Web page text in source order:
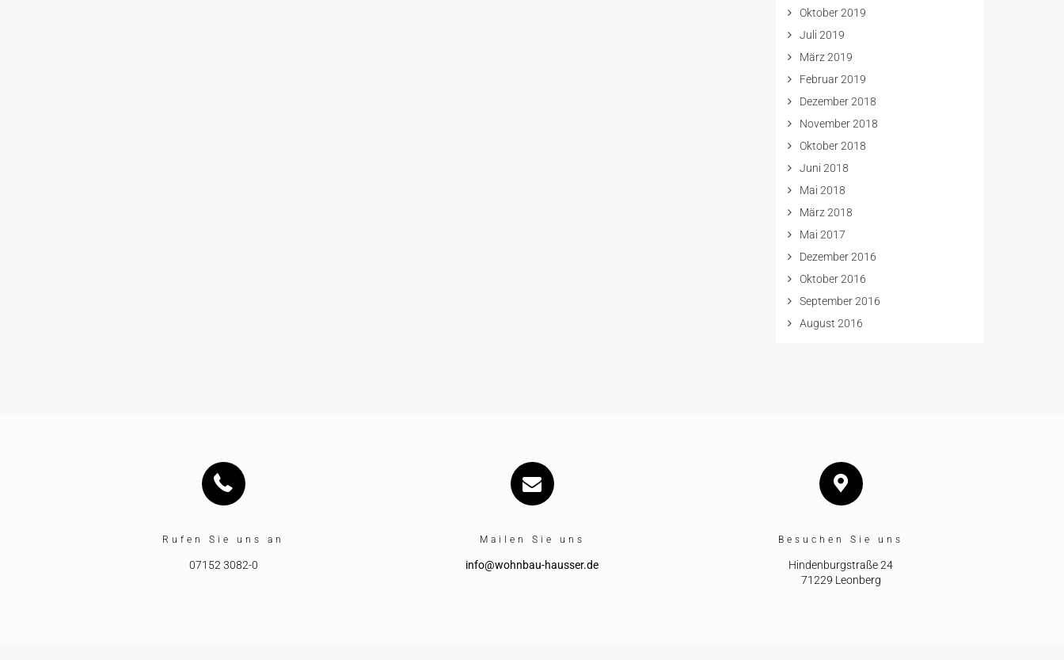
Oktober 2019
Juli 2019
März 2019
Februar 2019
Dezember 2018
November 2018
Oktober 2018
Juni 2018
Mai 2018
März 2018
Mai 2017
Dezember 2016
Oktober 2016
September 2016
August 2016
Rufen Sie uns an
07152 3082-0
Mailen Sie uns
info@wohnbau-hausser.de
Besuchen Sie uns
Hindenburgstraße 24
71229 Leonberg